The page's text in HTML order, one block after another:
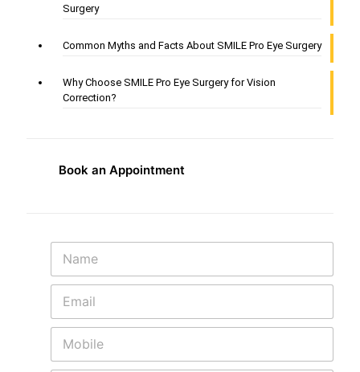
Surgery
Common Myths and Facts About SMILE Pro Eye Surgery
Why Choose SMILE Pro Eye Surgery for Vision
Correction?
Book an Appointment